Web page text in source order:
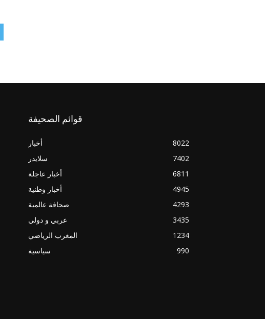
قوائم الصحيفة
أخبار
8022
سلايدر
7402
أخبار عاجلة
6811
أخبار وطنية
4945
صحافة عالمية
4293
عربي و دولي
3435
المغرب الرياضي
1234
سياسية
990